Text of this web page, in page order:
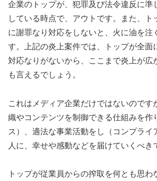
企業のトップが、犯罪及び法令違反に準
している時点で、アウトです。また、ト
に謝罪なり対応をしないと、火に油を注
す。上記の炎上案件では、トップが全面
対応なりがないから、ここまで炎上が広
も言えるでしょう。
これはメディア企業だけではないのです
織やコンテンツを制御できる仕組みを作
ス）、適法な事業活動をし（コンプライ
人に、幸せや感動などを届けていくべき
トップが従業員からの搾取を何とも思わ